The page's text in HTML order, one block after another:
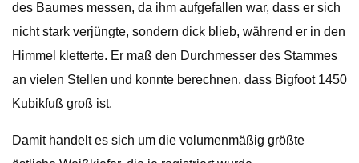
des Baumes messen, da ihm aufgefallen war, dass er sich
nicht stark verjüngte, sondern dick blieb, während er in den
Himmel kletterte. Er maß den Durchmesser des Stammes
an vielen Stellen und konnte berechnen, dass Bigfoot 1450
Kubikfuß groß ist.
Damit handelt es sich um die volumenmäßig größte